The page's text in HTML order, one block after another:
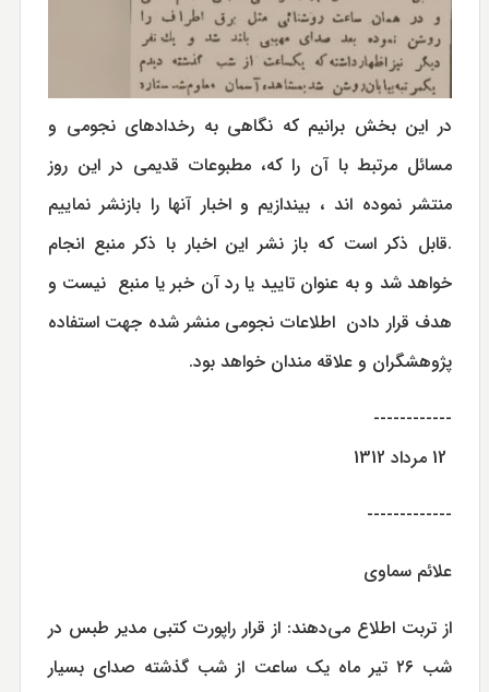
در اين بخش برانيم كه نگاهى به رخدادهاى نجومى و
مسائل مرتبط با آن را كه، مطبوعات قديمى در اين روز
منتشر نموده اند ، بيندازيم و اخبار آنها را بازنشر نماييم
.قابل ذکر است که باز نشر این اخبار با ذکر منبع انجام
خواهد شد و به عنوان تایید یا رد آن خبر یا منبع نیست و
هدف قرار دادن اطلاعات نجومی منشر شده جهت استفاده
پژوهشگران و علاقه مندان خواهد بود.
------------
-------------
علائم سماوی
از تربت اطلاع می‌دهند: از قرار راپورت کتبی مدير طبس در
شب ۲۶ تیر ماه يک ساعت از شب گذشته صدای بسیار